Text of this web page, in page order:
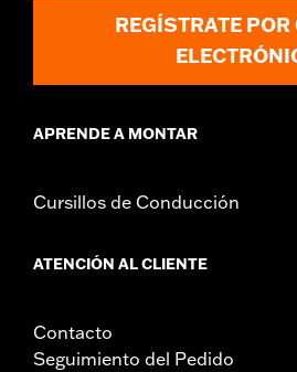
REGÍSTRATE POR
APRENDE A MONTAR
Cursillos de Conducción
ATENCIÓN AL CLIENTE
Contacto
Seguimiento del Pedido